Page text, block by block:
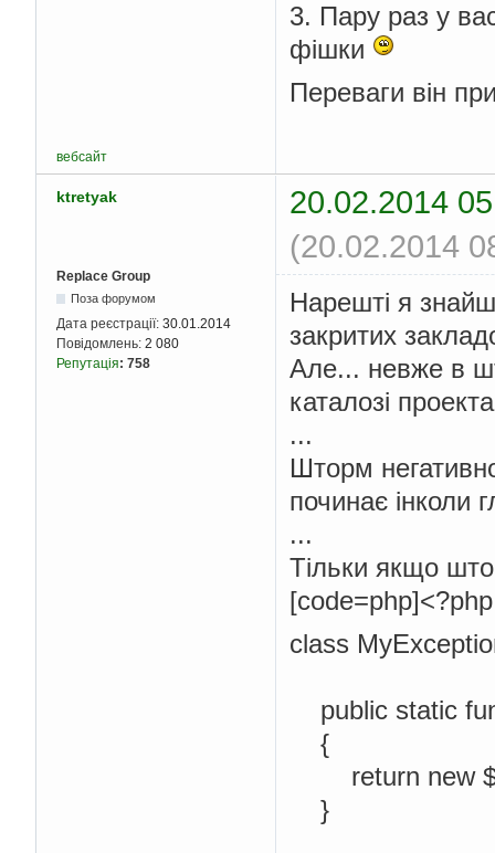
3. Пару раз у
фішки
Переваги він
вебсайт
ktretyak
20.02.2014
(20.02.2014
Replace Group
Поза форумом
Дата реєстрації: 30.01.2014
Повідомлень: 2 080
Репутація: 758
Нарешті я
закритих
Але... невже в
каталозі
...
Шторм
починає інколи
...
Тільки якщо
[code=php]<?php
class
public static
{
return new
}